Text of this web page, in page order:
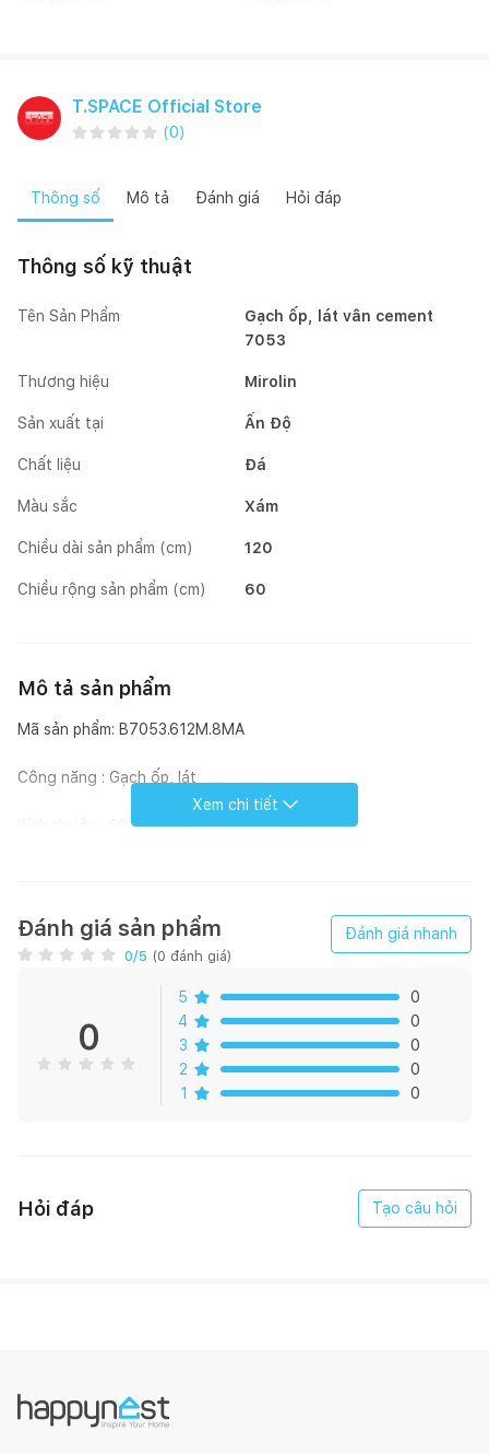
T.SPACE Official Store
(0)
Thông số Mô tả Đánh giá Hỏi đáp
Thông số kỹ thuật
Tên Sản Phẩm
Gạch ốp, lát vân cement
7053
Thương hiệu Mirolin
Sản xuất tại Ấn Độ
Chất liệu Đá
Màu sắc Xám
Chiều dài sản phẩm (cm) 120
Chiều rộng sản phẩm (cm) 60
Mô tả sản phẩm
Mã sản phẩm: B7053.612M.8MA
Công năng : Gạch ốp, lát
Kích thước : 60 * 120 cm
Bề mặt : Matt
Xương gạch: Pocerlain
Quy cách đóng gói : 02 viên/hộp (1,44m2)
Xem chi tiết
Đánh giá sản phẩm
0/5 (0 đánh giá)
Đánh giá nhanh
0
5
0
4
0
3
0
2
0
1
0
Hỏi đáp Tạo câu hỏi